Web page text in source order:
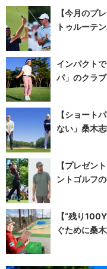
【今月のプ
トゥルーテ
インパクト
パ」のクラ
【ショート
ない」桑木
【プレゼン
ントゴルフ
【“残り
ぐために桑